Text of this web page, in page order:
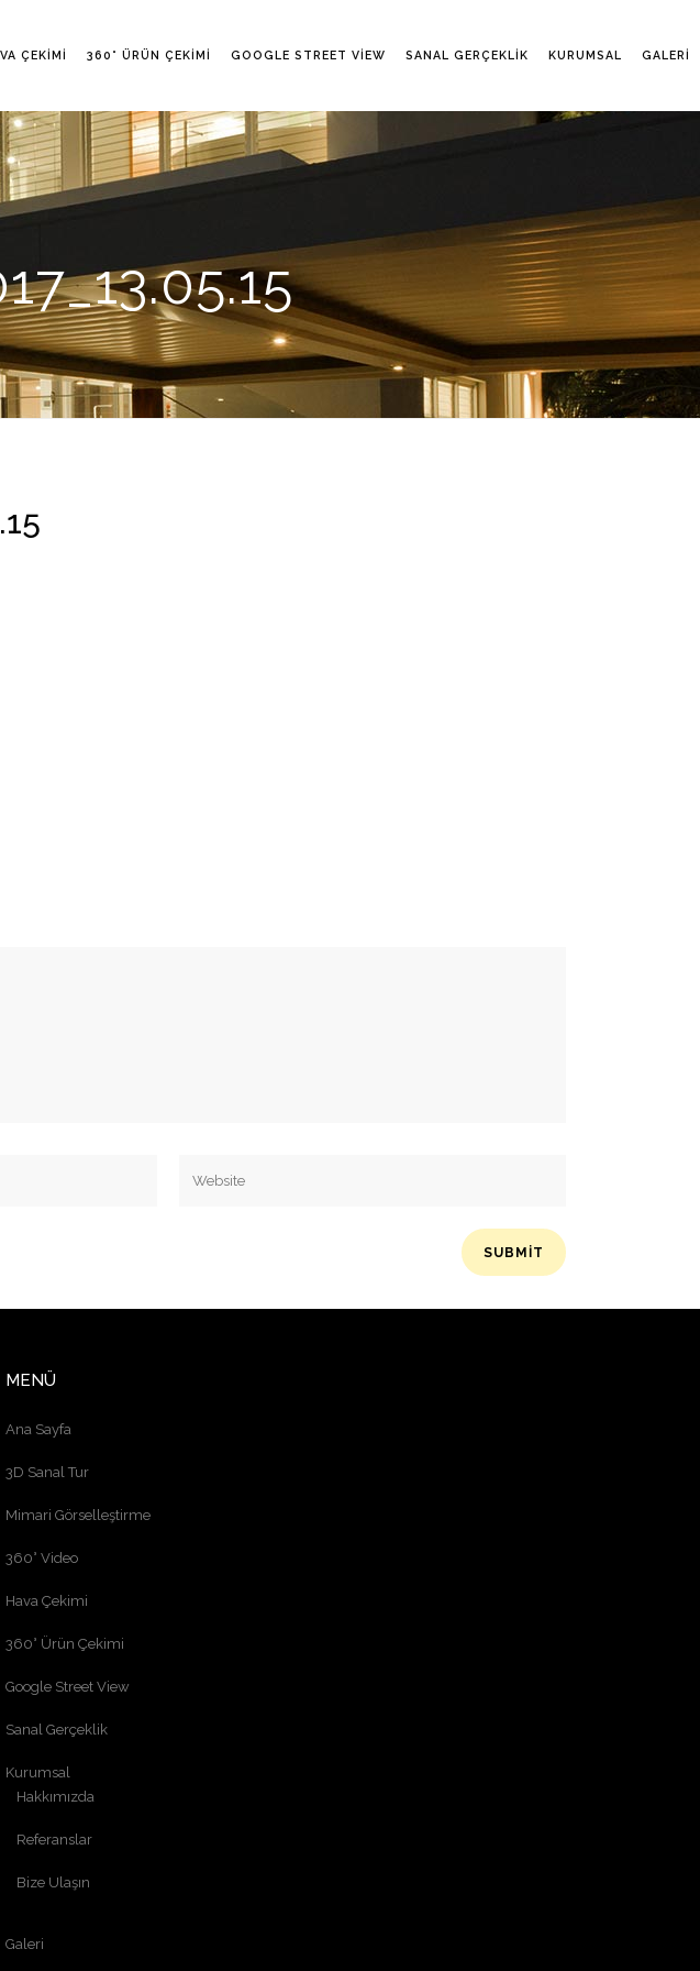
ÇEKIMI 360° ÜRÜN ÇEKIMI GOOGLE STREET VIEW SANAL GERÇEKLIK KURUMSAL GALERI
MENÜ
Ana Sayfa
3D Sanal Tur
Mimari Görselleştirme
360° Video
Hava Çekimi
360° Ürün Çekimi
Google Street View
Sanal Gerçeklik
Kurumsal
Hakkımızda
Referanslar
Bize Ulaşın
Galeri